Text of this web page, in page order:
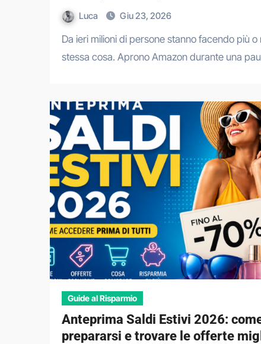
Luca Giu 23, 2026
Da ieri milioni di persone stanno facendo più o meno la
stessa cosa. Aprono Amazon durante una
Guide al Risparmio
Anteprima Saldi Estivi 2026:
prepararsi e trovare le offerte